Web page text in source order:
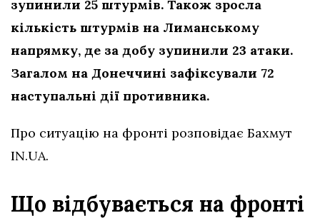
зупинили 25 штурмів. Також зросла
кількість штурмів на Лиманському
напрямку, де за добу зупинили 23 атаки.
Загалом на Донеччині зафіксували 72
наступальні дії противника.
Про ситуацію на фронті розповідає Бахмут
IN.UA.
Що відбувається на фронті